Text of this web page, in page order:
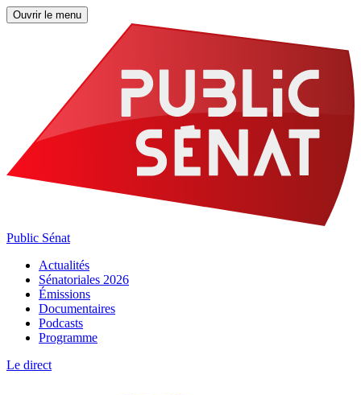
Ouvrir le menu
Public Sénat
Actualités
Sénatoriales 2026
Émissions
Documentaires
Podcasts
Programme
Le direct